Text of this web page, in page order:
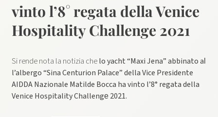
vinto l’8° regata della Venice
Hospitality Challenge 2021
Si rende nota la notizia chelo yacht “Maxi Jena” abbinato al​
l’​albergo “Sina Centurion Palace”​ della Vice Presidente
AIDDA Nazionale Matilde Bocca ha vinto l’8​°​ regata della
Venice Hospitality Challenge​ 2021.​